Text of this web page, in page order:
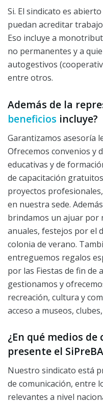
Si. El sindicato es
puedan acreditar
Eso incluye a
no permanentes y a
autogestivos
entre otros.
Además de la
beneficios incluye?
Garantizamos asesoría
Ofrecemos convenios y
educativas y de
de capacitación
proyectos
en nuestra sede.
brindamos un ajuar por
anuales, festejos por el
colonia de verano.
entreguemos regalos
por las Fiestas de fin de
gestionamos y
recreación, cultura y
acceso a museos,
¿En qué medios
presente el
Nuestro sindicato está
de comunicación, entre
relevantes a nivel